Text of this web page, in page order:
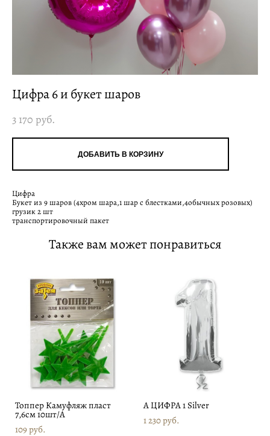
Цифра 6 и букет шаров
3 170 pуб.
ДОБАВИТЬ В КОРЗИНУ
Цифра
Букет из 9 шаров (4хром шара,1 шар с блестками,4обычных розовых)
грузик 2 шт
транспортировочный пакет
Также вам может понравиться
Топпер Камуфляж пласт
7,6см 10шт/А
109 pуб.
А ЦИФРА 1 Silver
1 230 pуб.